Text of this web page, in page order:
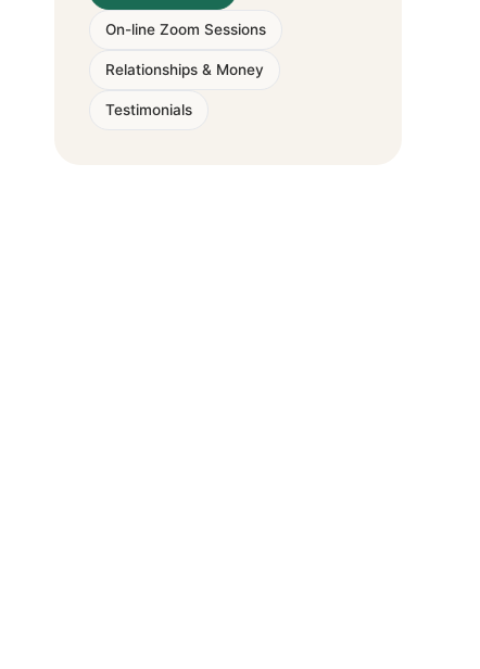
On-line Zoom Sessions
Relationships & Money
Testimonials